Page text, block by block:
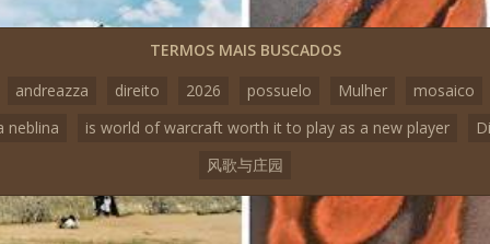
TERMOS MAIS BUSCADOS
andreazza
direito 2026 possuelo Mulher
mosaico
neblina
is world of warcraft worth it to play as a new player
风歌与庄园